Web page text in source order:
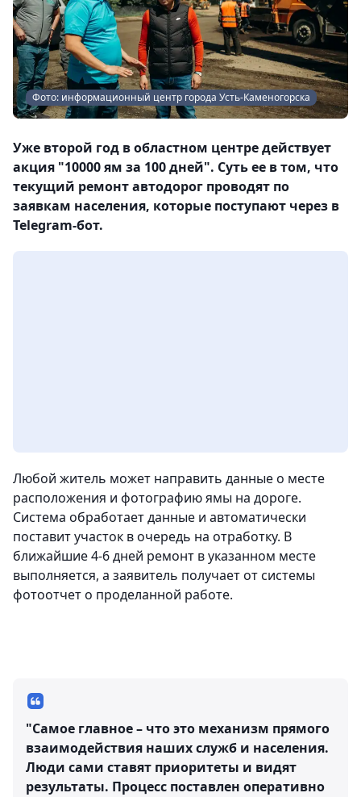
Фото: информационный центр города Усть-Каменогорска
Уже второй год в областном центре действует
акция "10000 ям за 100 дней". Суть ее в том, что
текущий ремонт автодорог проводят по
заявкам населения, которые поступают через в
Telegram-бот.
Любой житель может направить данные о месте
расположения и фотографию ямы на дороге.
Система обработает данные и автоматически
поставит участок в очередь на отработку. В
ближайшие 4-6 дней ремонт в указанном месте
выполняется, а заявитель получает от системы
фотоотчет о проделанной работе.
"Самое главное – что это механизм прямого
взаимодействия наших служб и населения.
Люди сами ставят приоритеты и видят
результаты. Процесс поставлен оперативно